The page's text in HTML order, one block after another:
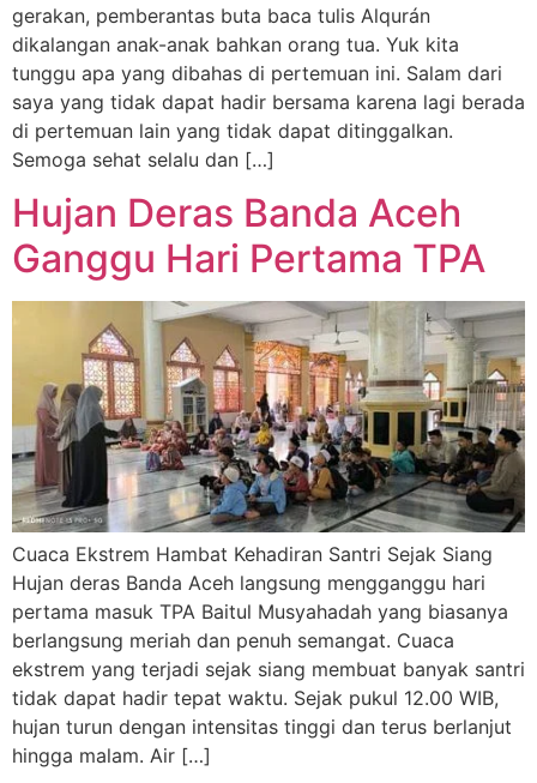
gerakan, pemberantas buta baca tulis Alqurán
dikalangan anak-anak bahkan orang tua. Yuk kita
tunggu apa yang dibahas di pertemuan ini. Salam dari
saya yang tidak dapat hadir bersama karena lagi berada
di pertemuan lain yang tidak dapat ditinggalkan.
Semoga sehat selalu dan […]
Hujan Deras Banda Aceh
Ganggu Hari Pertama TPA
Cuaca Ekstrem Hambat Kehadiran Santri Sejak Siang
Hujan deras Banda Aceh langsung mengganggu hari
pertama masuk TPA Baitul Musyahadah yang biasanya
berlangsung meriah dan penuh semangat. Cuaca
ekstrem yang terjadi sejak siang membuat banyak santri
tidak dapat hadir tepat waktu. Sejak pukul 12.00 WIB,
hujan turun dengan intensitas tinggi dan terus berlanjut
hingga malam. Air […]